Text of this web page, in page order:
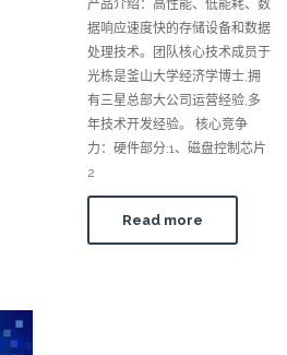
产品介绍：高性能、低能耗、数
据响应速度快的存储设备和数据
处理技术。团队核心技术成员于
光栋是釜山大学经济学博士,拥
有三星总部大公司运营经验,多
年技术开发经验。 核心竞争
力：硬件部分:1、磁盘控制芯片
2
Read more